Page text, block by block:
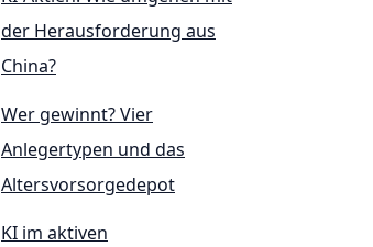
der Herausforderung aus
China?
Wer gewinnt? Vier
Anlegertypen und das
Altersvorsorgedepot
KI im aktiven